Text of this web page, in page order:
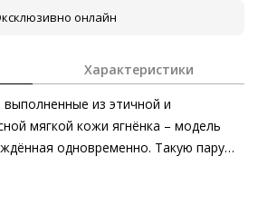
онлайн
Характеристики
из этичной и
мягкой кожи ягнёнка – модель
одновременно. Такую пару
на века – ведь она служит
образе. О максимальном